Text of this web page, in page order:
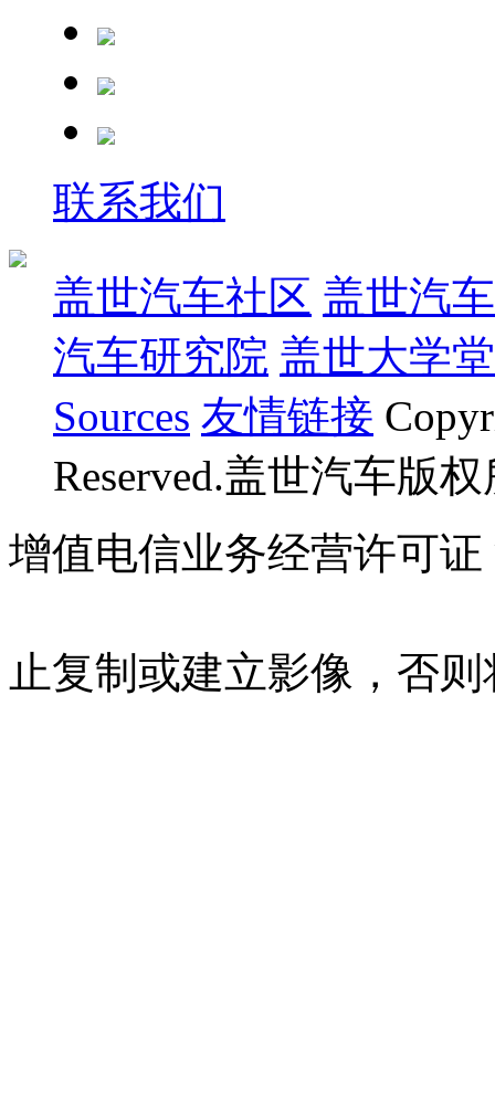
联系我们
盖世汽车社区 盖世汽
汽车研究院 盖世大学堂
Sources 友情链接
Reserved.盖世汽车版
增值电信业务经营许可证
止复制或建立影像，否